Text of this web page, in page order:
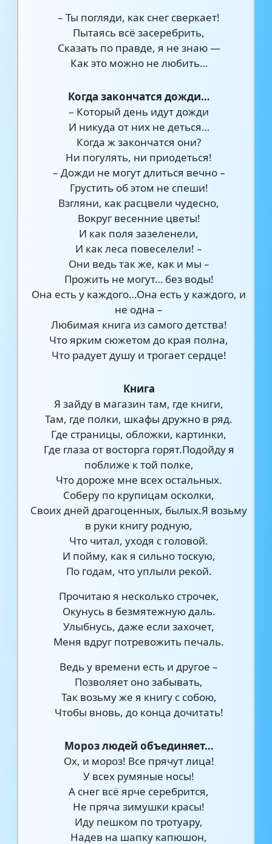
– Ты погляди, как снег сверкает!
Пытаясь всё засеребрить,
Сказать по правде, я не знаю —
Как это можно не любить…
Когда закончатся дожди…
– Который день идут дожди
И никуда от них не деться…
Когда ж закончатся они?
Ни погулять, ни приодеться!
– Дожди не могут длиться вечно –
Грустить об этом не спеши!
Взгляни, как расцвели чудесно,
Вокруг весенние цветы!
И как поля зазеленели,
И как леса повеселели! –
Они ведь так же, как и мы –
Прожить не могут… без воды!
Она есть у каждого…Она есть у каждого, и
не одна –
Любимая книга из самого детства!
Что ярким сюжетом до края полна,
Что радует душу и трогает сердце!
Книга
Я зайду в магазин там, где книги,
Там, где полки, шкафы дружно в ряд.
Где страницы, обложки, картинки,
Где глаза от восторга горят.Подойду я
поближе к той полке,
Что дороже мне всех остальных.
Соберу по крупицам осколки,
Своих дней драгоценных, былых.Я возьму
в руки книгу родную,
Что читал, уходя с головой.
И пойму, как я сильно тоскую,
По годам, что уплыли рекой.
Прочитаю я несколько строчек,
Окунусь в безмятежную даль.
Улыбнусь, даже если захочет,
Меня вдруг потревожить печаль.
Ведь у времени есть и другое –
Позволяет оно забывать,
Так возьму же я книгу с собою,
Чтобы вновь, до конца дочитать!
Мороз людей объединяет…
Ох, и мороз! Все прячут лица!
У всех румяные носы!
А снег всё ярче серебрится,
Не пряча зимушки красы!
Иду пешком по тротуару,
Надев на шапку капюшон,